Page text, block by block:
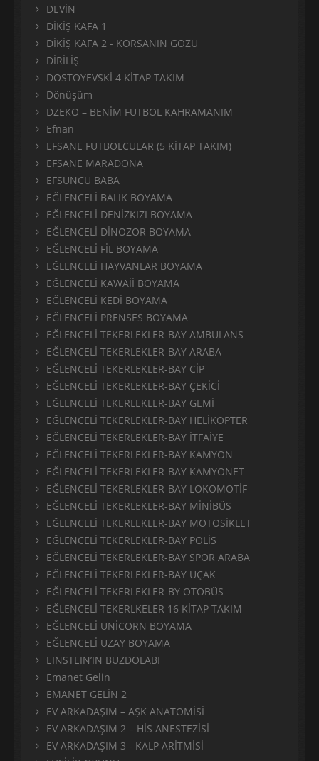
DEVİN
DİKİŞ KAFA 1
DİKİŞ KAFA 2 - KORSANIN GÖZÜ
DİRİLİŞ
DOSTOYEVSKİ 4 KİTAP TAKIM
Dönüşüm
DZEKO – BENİM FUTBOL KAHRAMANIM
Efnan
EFSANE FUTBOLCULAR (5 KİTAP TAKIM)
EFSANE MARADONA
EFSUNCU BABA
EĞLENCELİ BALIK BOYAMA
EĞLENCELİ DENİZKIZI BOYAMA
EĞLENCELİ DİNOZOR BOYAMA
EĞLENCELİ FİL BOYAMA
EĞLENCELİ HAYVANLAR BOYAMA
EĞLENCELİ KAWAİİ BOYAMA
EĞLENCELİ KEDİ BOYAMA
EĞLENCELİ PRENSES BOYAMA
EĞLENCELİ TEKERLEKLER-BAY AMBULANS
EĞLENCELİ TEKERLEKLER-BAY ARABA
EĞLENCELİ TEKERLEKLER-BAY CİP
EĞLENCELİ TEKERLEKLER-BAY ÇEKİCİ
EĞLENCELİ TEKERLEKLER-BAY GEMİ
EĞLENCELİ TEKERLEKLER-BAY HELİKOPTER
EĞLENCELİ TEKERLEKLER-BAY İTFAİYE
EĞLENCELİ TEKERLEKLER-BAY KAMYON
EĞLENCELİ TEKERLEKLER-BAY KAMYONET
EĞLENCELİ TEKERLEKLER-BAY LOKOMOTİF
EĞLENCELİ TEKERLEKLER-BAY MİNİBÜS
EĞLENCELİ TEKERLEKLER-BAY MOTOSİKLET
EĞLENCELİ TEKERLEKLER-BAY POLİS
EĞLENCELİ TEKERLEKLER-BAY SPOR ARABA
EĞLENCELİ TEKERLEKLER-BAY UÇAK
EĞLENCELİ TEKERLEKLER-BY OTOBÜS
EĞLENCELİ TEKERLKELER 16 KİTAP TAKIM
EĞLENCELİ UNİCORN BOYAMA
EĞLENCELİ UZAY BOYAMA
EINSTEIN’IN BUZDOLABI
Emanet Gelin
EMANET GELİN 2
EV ARKADAŞIM – AŞK ANATOMİSİ
EV ARKADAŞIM 2 – HİS ANESTEZİSİ
EV ARKADAŞIM 3 - KALP ARİTMİSİ